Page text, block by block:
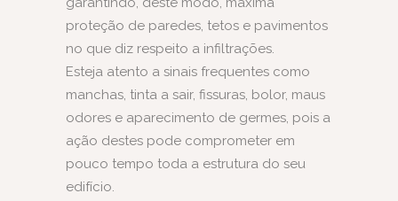
proteção de paredes, tetos e pavimentos
no que diz respeito a infiltrações.
Esteja atento a sinais frequentes como
manchas, tinta a sair, fissuras, bolor, maus
odores e aparecimento de germes, pois a
ação destes pode comprometer em
pouco tempo toda a estrutura do seu
edifício.